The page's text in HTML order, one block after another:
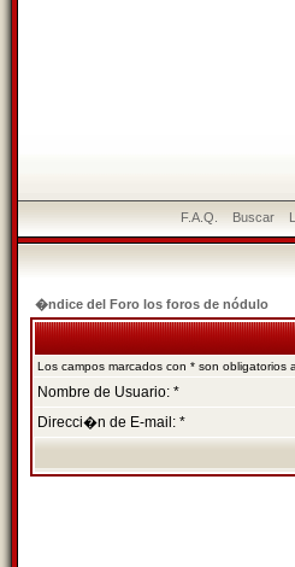
F.A.Q. Buscar
�ndice del Foro los foros de nódulo
Los campos marcados con * son obligatorios
Nombre de Usuario: *
Direcci�n de E-mail: *